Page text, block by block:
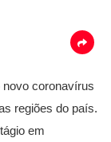
novo coronavírus
regiões do país.
em